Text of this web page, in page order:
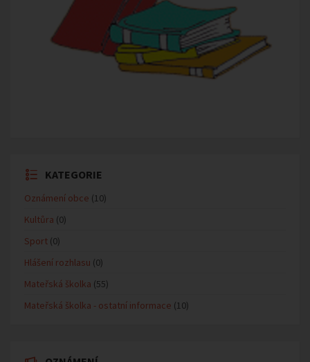
KATEGORIE
Oznámení obce (10)
Kultůra (0)
Sport (0)
Hlášení rozhlasu (0)
Mateřská školka (55)
Mateřská školka - ostatní informace (10)